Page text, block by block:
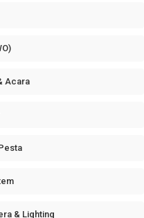
Acara
& Lighting